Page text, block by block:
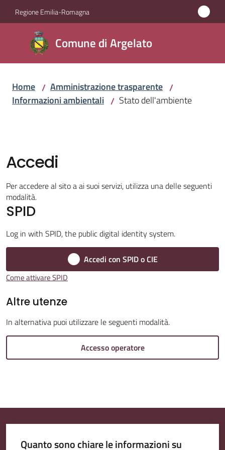
Vai al contenuto
Vai alla navigazione
Vai al footer
Regione Emilia-Romagna
Comune di Argelato
Comune
di
Argelato
Servizi
Vivere
Argelato
Amministrazione
Menu selezionato
Tutti
Home / Amministrazione trasparente /
Informazioni ambientali / Stato dell'ambiente
Accedi
Per accedere al sito a ai suoi servizi, utilizza una delle seguenti
modalità.
SPID
Log in with SPID, the public digital identity system.
Accedi con SPID o CIE
Come attivare SPID
Altre utenze
In alternativa puoi utilizzare le seguenti modalità.
Accesso operatore
Quanto sono chiare le informazioni su